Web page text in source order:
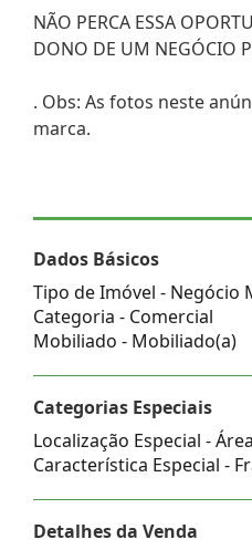
NÃO PERCA ESSA
DONO DE UM NEGÓCIO
. Obs: As fotos neste
marca.
Dados Básicos
Tipo de Imóvel - Negócio
Categoria - Comercial
Mobiliado - Mobiliado(a)
Categorias Especiais
Localização Especial -
Característica Especial -
Detalhes da Venda